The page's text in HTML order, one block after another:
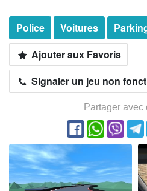
Police Voitures
Ajouter aux Favoris
Signaler un jeu non
Partager avec